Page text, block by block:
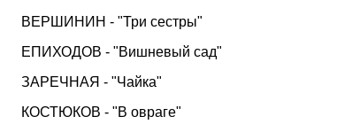
ВЕРШИНИН - "Три сестры"
ЕПИХОДОВ - "Вишневый сад"
ЗАРЕЧНАЯ - "Чайка"
КОСТЮКОВ - "В овраге"